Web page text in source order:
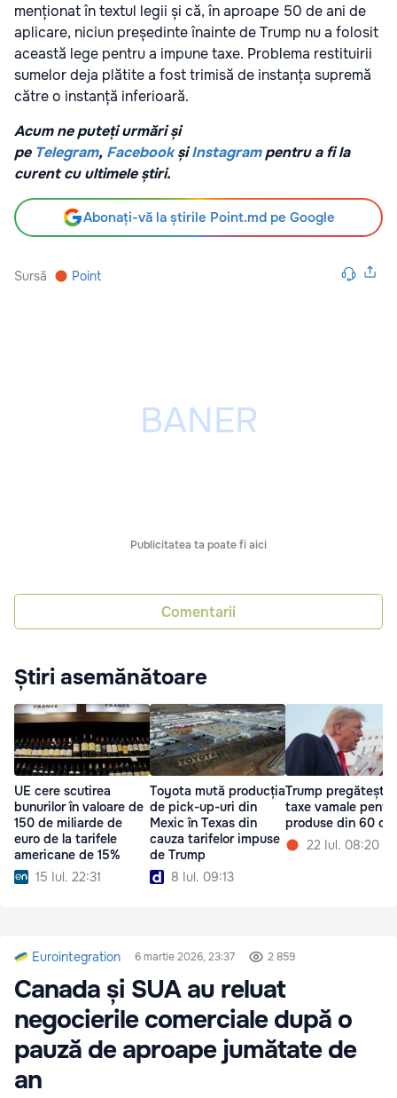
menționat în textul legii și că, în aproape 50 de ani de
aplicare, niciun președinte înainte de Trump nu a folosit
această lege pentru a impune taxe. Problema restituirii
sumelor deja plătite a fost trimisă de instanța supremă
către o instanță inferioară.
Acum ne puteți urmări și
pe Telegram, Facebook șiInstagrampentru a fi la
curent cu ultimele știri.
Abonați-vă la știrile Point.md pe Google
Sursă Point
Publicitatea ta poate fi aici
Comentarii
Știri asemănătoare
UE cere scutirea
bunurilor în valoare de
150 de miliarde de
euro de la tarifele
americane de 15%
15 Iul. 22:31
Toyota mută producția
de pick-up-uri din
Mexic în Texas din
cauza tarifelor impuse
de Trump
8 Iul. 09:13
Trump pregătește
taxe vamale pentru
produse din 60
22 Iul. 08:20
Eurointegration 6 martie 2026, 23:37 2 859
Canada și SUA au reluat
negocierile comerciale după o
pauză de aproape jumătate de
an